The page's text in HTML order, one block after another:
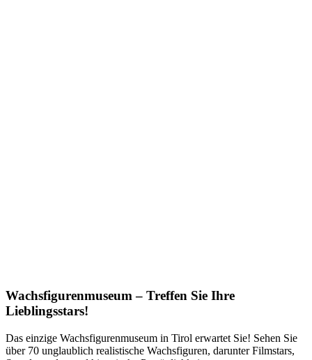
Wachsfigurenmuseum – Treffen Sie Ihre
Lieblingsstars!
Das einzige Wachsfigurenmuseum in Tirol erwartet Sie! Sehen Sie
über 70 unglaublich realistische Wachsfiguren, darunter Filmstars,